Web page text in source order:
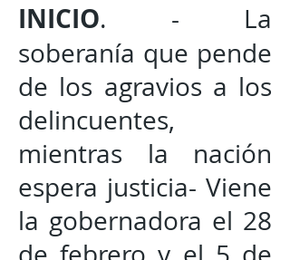
INICIO. - La
soberanía que pende
de los agravios a los
delincuentes,
mientras la nación
espera justicia- Viene
la gobernadora el 28